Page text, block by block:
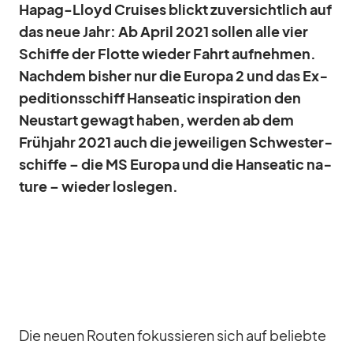
Ha­pag-Lloyd Crui­ses blickt zu­ver­sicht­lich auf
das neue Jahr: Ab April 2021 sol­len alle vier
Schiffe der Flotte wie­der Fahrt auf­neh­men.
Nach­dem bis­her nur die Eu­ropa 2 und das Ex­
pe­di­ti­ons­schiff Han­sea­tic in­spi­ra­tion den
Neu­start ge­wagt ha­ben, wer­den ab dem
Früh­jahr 2021 auch die je­wei­li­gen Schwes­ter­
schiffe – die MS Eu­ropa und die Han­sea­tic na­
ture – wie­der los­le­gen.
Die neuen Rou­ten fo­kus­sie­ren sich auf be­liebte